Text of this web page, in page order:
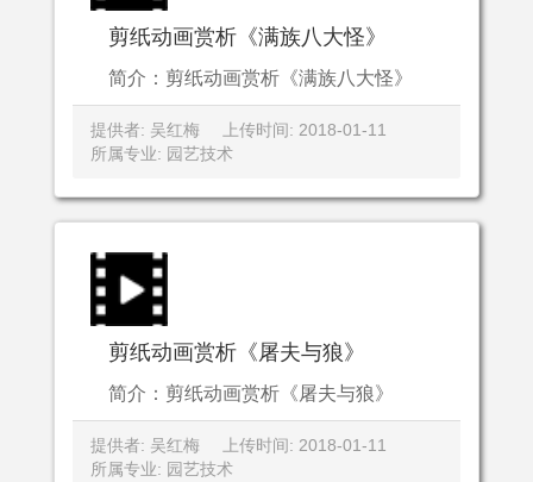
剪纸动画赏析《满族八大怪》
简介：剪纸动画赏析《满族八大怪》
提供者: 吴红梅
上传时间: 2018-01-11
所属专业: 园艺技术
剪纸动画赏析《屠夫与狼》
简介：剪纸动画赏析《屠夫与狼》
提供者: 吴红梅
上传时间: 2018-01-11
所属专业: 园艺技术